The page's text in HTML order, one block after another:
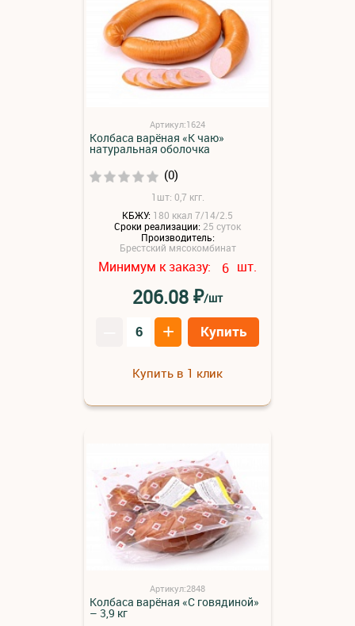
Артикул:1624
Колбаса варёная «К чаю»
натуральная оболочка
(0)
1шт: 0,7 кгг.
КБЖУ: 180 ккал 7/14/2.5
Сроки реализации: 25 суток
Производитель:
Брестский мясокомбинат
Минимум к заказу: 6 шт.
206.08₽/шт
+ Купить
Купить в 1 клик
Артикул:2848
Колбаса варёная «С говядиной»
– 3,9 кг